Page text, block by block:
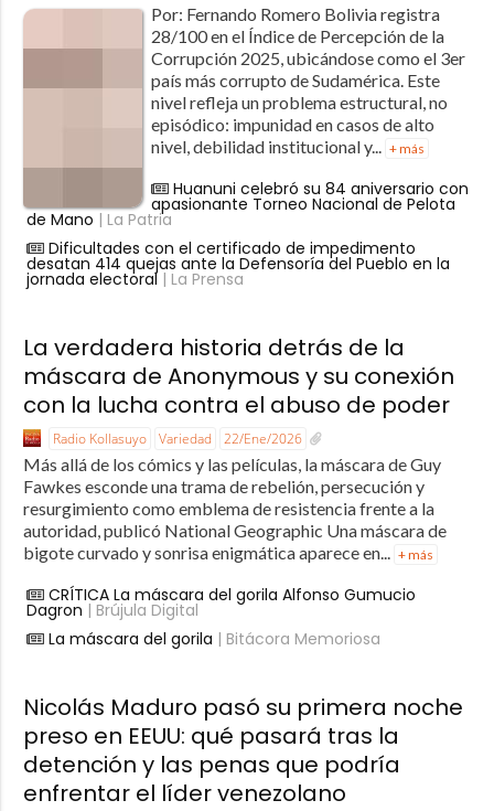
Por: Fernando Romero Bolivia registra
28/100 en el Índice de Percepción de la
Corrupción 2025, ubicándose como el 3er
país más corrupto de Sudamérica. Este
nivel refleja un problema estructural, no
episódico: impunidad en casos de alto
nivel, debilidad institucional y...
+ más
Huanuni celebró su 84 aniversario con
apasionante Torneo Nacional de Pelota
de Mano | La Patria
Dificultades con el certificado de impedimento
desatan 414 quejas ante la Defensoría del Pueblo en la
jornada electoral| La Prensa
La verdadera historia detrás de la
máscara de Anonymous y su conexión
con la lucha contra el abuso de poder
Radio Kollasuyo Variedad 22/Ene/2026
Más allá de los cómics y las películas, la máscara de Guy
Fawkes esconde una trama de rebelión, persecución y
resurgimiento como emblema de resistencia frente a la
autoridad, publicó National Geographic Una máscara de
bigote curvado y sonrisa enigmática aparece en... + más
CRÍTICA La máscara del gorila Alfonso Gumucio
Dagron | Brújula Digital
La máscara del gorila | Bitácora Memoriosa
Nicolás Maduro pasó su primera noche
preso en EEUU: qué pasará tras la
detención y las penas que podría
enfrentar el líder venezolano